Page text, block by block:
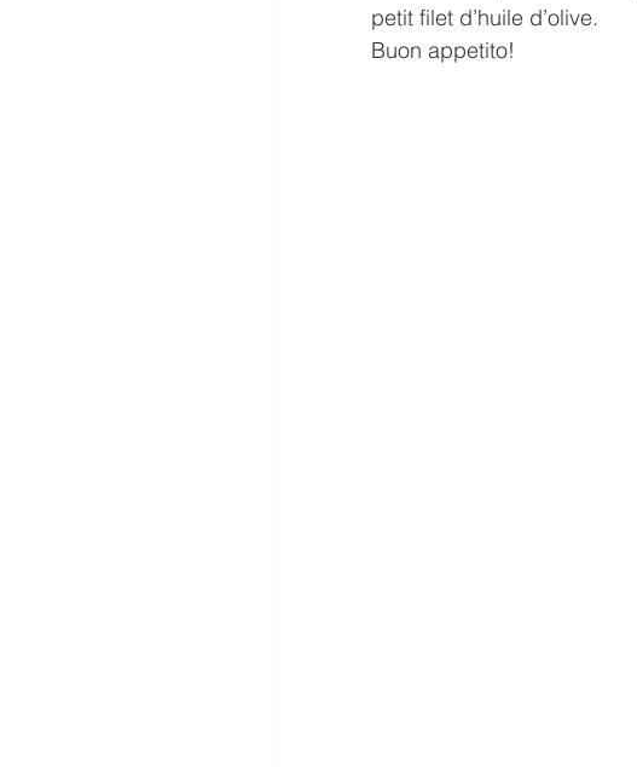
petit filet d’huile d’olive.
Buon appetito!